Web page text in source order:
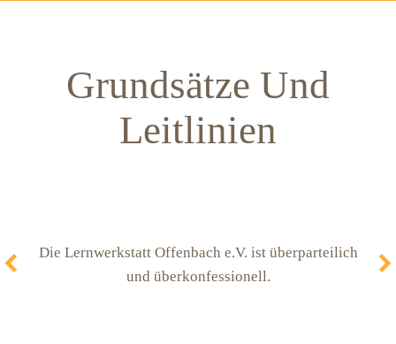
Grundsätze Und
Leitlinien
Die Lern­werk­statt Offen­bach e.V. ist über­par­tei­lich
und überkonfessionell.